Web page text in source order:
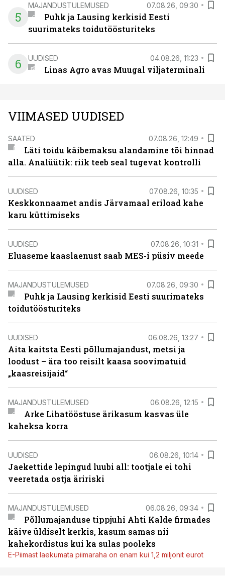
5
MAJANDUSTULEMUSED 07.08.26, 09:30
Puhk ja Lausing kerkisid Eesti
suurimateks toidutöösturiteks
6 UUDISED 04.08.26, 11:23
Linas Agro avas Muugal viljaterminali
VIIMASED UUDISED
SAATED 07.08.26, 12:49
Läti toidu käibemaksu alandamine tõi hinnad
alla. Analüütik: riik teeb seal tugevat kontrolli
UUDISED 07.08.26, 10:35
Keskkonnaamet andis Järvamaal eriload kahe
karu küttimiseks
UUDISED 07.08.26, 10:31
Eluaseme kaaslaenust saab MES-i püsiv meede
MAJANDUSTULEMUSED 07.08.26, 09:30
Puhk ja Lausing kerkisid Eesti suurimateks
toidutöösturiteks
UUDISED 06.08.26, 13:27
Aita kaitsta Eesti põllumajandust, metsi ja
loodust – ära too reisilt kaasa soovimatuid
„kaasreisijaid“
MAJANDUSTULEMUSED 06.08.26, 12:15
Arke Lihatööstuse ärikasum kasvas üle
kaheksa korra
UUDISED 06.08.26, 10:14
Jaekettide lepingud luubi all: tootjale ei tohi
veeretada ostja äririski
MAJANDUSTULEMUSED 06.08.26, 09:34
Põllumajanduse tippjuhi Ahti Kalde firmades
käive üldiselt kerkis, kasum samas nii
kahekordistus kui ka sulas pooleks
E-Piimast laekumata piimaraha on enam kui 1,2 miljonit eurot